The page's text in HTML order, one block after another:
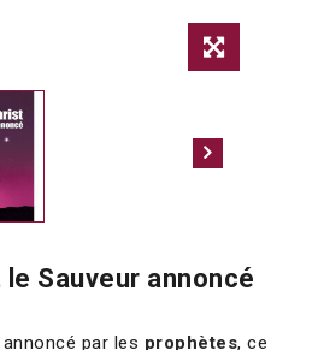
Sauveur annoncé
annoncé par les prophètes, ce